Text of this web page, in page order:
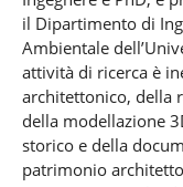
il Dipartimento di
Ambientale
attività di ricerca è
architettonico, della
della modellazione
storico e della
patrimonio